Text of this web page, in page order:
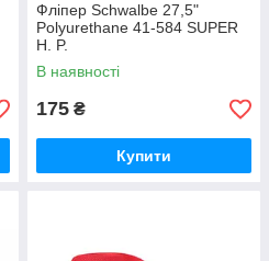
Фліпер Schwalbe 27,5"
Polyurethane 41-584 SUPER
H. P.
В наявності
175 ₴
Купити